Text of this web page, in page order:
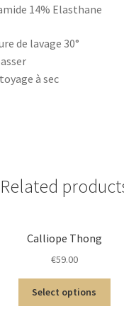
14% Elasthane
de lavage 30°
à sec
Related
Calliope Thong
€59.00
Select options